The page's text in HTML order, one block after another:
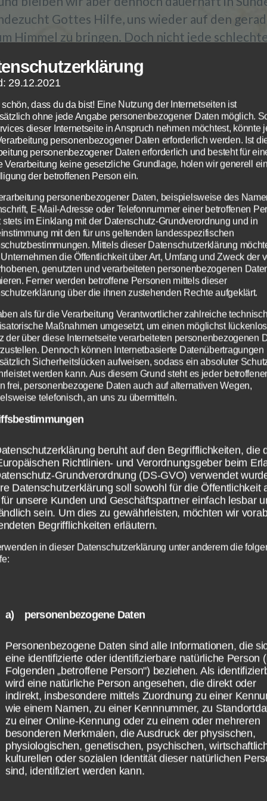
Gottes Hilfe, uns wieder auf den
Himmel zu bringen. Doch nicht jede
Wahrheit der Liebe zu seiner Errettung
Christi im Evangelium glaubt ist ein
Gottes in diesem Leben. Und er ist ein von
zum ewigen Leben. Wer seiner Berufung zum
Leben treu bis zu seinem Ende folgt, wird
die Ewigkeit mit seinem Herrn zu
Er und sie sind Gott schon vorher bekannt.
und Ermutigung der Geschwister und
Wachstum helfen uns auf diesem Weg zu
Gottes Treue und sein Schutz vor dem
und bleiben wir aber dennoch dauerhaft in
Gottes Hilfe, uns wieder auf den
Himmel zu bringen. Doch nicht jede
hat gleich den Verlust des Heils zur Folge.
Wahrheit der Liebe zu seiner Errettung durch
Christi im Evangelium nicht glaubt, der glaubt
der Lüge des Teufels zu seiner
zu seinem ewigen Untergang.
Auserwählung, Gemeindezucht und Treue
Evangelium ist eine Berufung, deren man sich erst
bis ans Ende als würdig erweisen muss, um
gerettet zu werden.
sein heißt aus menschlicher Sicht, der
vollumfänglich zu entsprechen.
Gottes voraus. Unsere erste Berufung
gerettet zu werden, der Wahrheit zu glauben
Heiligen Geist geheiligt zu werden. Folgen
Zum Betrieb der Seite notwendige Cookies:
Name
PHP Session Cookie
Anbieter
Eigentümer dieser Website
Zweck
Absicherung Kontaktformular / SPAM
Schutz
Cookie Name
PHPSESSID
Cookie Laufzeit
Session
Name
Cookiespeicherung Entscheidungscookie
Cookies die zur Auswertung des Benutzerverhaltens
notwendig sind:
Name
Google Analytics
Anbieter
Google LLC
Zweck
Cookie von Google für Website-Analysen.
Erzeugt statistische Daten darüber, wie der
Besucher die Website nutzt.
Cookie Name
_ga,_gid
Cookie Laufzeit
2 Jahre
Datenschutzeinstellungen
Wir nutzen Cookies auf unserer Website. Einige von ihnen
sind essenziell, während andere uns helfen, diese Website
und Ihre Erfahrung zu verbessern.
Notwendig Info Statistiken Info
ALLE AKZEPTIEREN
speichern
https://daschmi.de
29.12.2021
schön, dass du da bist! Eine Nutzung der Internetseiten ist
ohne jede Angabe personenbezogener Daten möglich.
dieser Internetseite in Anspruch nehmen möchtest, könnte
personenbezogener Daten erforderlich werden. Ist
personenbezogener Daten erforderlich und besteht für
Verarbeitung keine gesetzliche Grundlage, holen wir generell
der betroffenen Person ein.
personenbezogener Daten, beispielsweise des
E-Mail-Adresse oder Telefonnummer einer betroffenen
stets im Einklang mit der Datenschutz-Grundverordnung und in
mit den für uns geltenden landesspezifischen
Mittels dieser Datenschutzerklärung
die Öffentlichkeit über Art, Umfang und Zweck der
genutzten und verarbeiteten personenbezogenen
Ferner werden betroffene Personen mittels dieser
über die ihnen zustehenden Rechte aufgeklärt.
als für die Verarbeitung Verantwortlicher zahlreiche
Maßnahmen umgesetzt, um einen möglichst
der über diese Internetseite verarbeiteten personenbezogenen
Dennoch können Internetbasierte Datenübertragungen
Sicherheitslücken aufweisen, sodass ein absoluter
werden kann. Aus diesem Grund steht es jeder
frei, personenbezogene Daten auch auf alternativen Wegen,
telefonisch, an uns zu übermitteln.
beruht auf den Begrifflichkeiten, die
Richtlinien- und Verordnungsgeber beim
Grundverordnung (DS-GVO) verwendet
Datenschutzerklärung soll sowohl für die Öffentlichkeit
unsere Kunden und Geschäftspartner einfach lesbar
sein. Um dies zu gewährleisten, möchten wir
Begrifflichkeiten erläutern.
in dieser Datenschutzerklärung unter anderem die
a) personenbezogene Daten
Personenbezogene Daten sind alle Informationen, die
eine identifizierte oder identifizierbare natürliche Person
Folgenden „betroffene Person") beziehen. Als
wird eine natürliche Person angesehen, die direkt oder
indirekt, insbesondere mittels Zuordnung zu einer
wie einem Namen, zu einer Kennnummer, zu
zu einer Online-Kennung oder zu einem oder mehreren
besonderen Merkmalen, die Ausdruck der physischen,
physiologischen, genetischen, psychischen,
kulturellen oder sozialen Identität dieser natürlichen
sind, identifiziert werden kann.